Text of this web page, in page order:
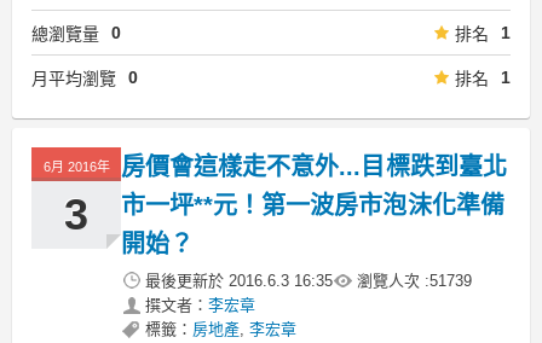
總瀏覽量 0 排名 1
月平均瀏覽 0 排名 1
6月 2016年
3
房價會這樣走不意外...目標跌到臺北
市一坪**元！第一波房市泡沫化準備
開始？
最後更新於 2016.6.3 16:35 瀏覽人次 :51739
撰文者： 李宏章
標籤： 房地產, 李宏章